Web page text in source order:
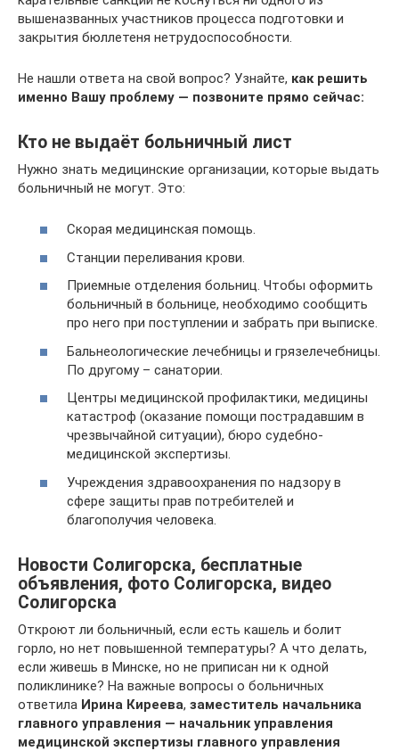
вышеназванных участников процесса подготовки и
закрытия бюллетеня нетрудоспособности.
Не нашли ответа на свой вопрос? Узнайте, как решить
именно Вашу проблему — позвоните прямо сейчас:
Кто не выдаёт больничный лист
Нужно знать медицинские организации, которые выдать
больничный не могут. Это:
Скорая медицинская помощь.
Станции переливания крови.
Приемные отделения больниц. Чтобы оформить
больничный в больнице, необходимо сообщить
про него при поступлении и забрать при выписке.
Бальнеологические лечебницы и грязелечебницы.
По другому – санатории.
Центры медицинской профилактики, медицины
катастроф (оказание помощи пострадавшим в
чрезвычайной ситуации), бюро судебно-
медицинской экспертизы.
Учреждения здравоохранения по надзору в
сфере защиты прав потребителей и
благополучия человека.
Новости Солигорска, бесплатные
объявления, фото Солигорска, видео
Солигорска
Откроют ли больничный, если есть кашель и болит
горло, но нет повышенной температуры? А что делать,
если живешь в Минске, но не приписан ни к одной
поликлинике? На важные вопросы о больничных
ответила Ирина Киреева, заместитель начальника
главного управления — начальник управления
медицинской экспертизы главного управления